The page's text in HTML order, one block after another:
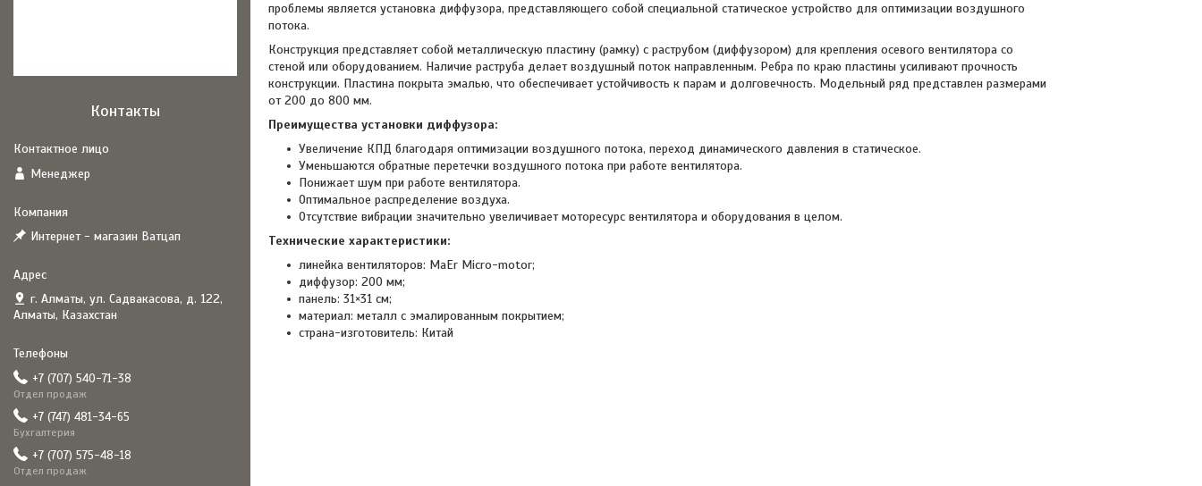
проблемы является установка диффузора, представляющего собой специальной статическое устройство для оптимизации воздушного
потока.
Конструкция представляет собой металлическую пластину (рамку) с раструбом (диффузором) для крепления осевого вентилятора со
стеной или оборудованием. Наличие раструба делает воздушный поток направленным. Ребра по краю пластины усиливают прочность
конструкции. Пластина покрыта эмалью, что обеспечивает устойчивость к парам и долговечность. Модельный ряд представлен размерами
от 200 до 800 мм.
Преимущества установки диффузора:
Увеличение КПД благодаря оптимизации воздушного потока, переход динамического давления в статическое.
Уменьшаются обратные перетечки воздушного потока при работе вентилятора.
Понижает шум при работе вентилятора.
Оптимальное распределение воздуха.
Отсутствие вибрации значительно увеличивает моторесурс вентилятора и оборудования в целом.
Технические характеристики:
линейка вентиляторов: MaEr Micro-motor;
диффузор: 200 мм;
панель: 31×31 см;
материал: металл с эмалированным покрытием;
страна-изготовитель: Китай
Контакты
Менеджер
Интернет - магазин Ватцап
г. Алматы, ул. Садвакасова, д. 122,
Алматы, Казахстан
+7 (707) 540-71-38
Отдел продаж
+7 (747) 481-34-65
Бухгалтерия
+7 (707) 575-48-18
Отдел продаж